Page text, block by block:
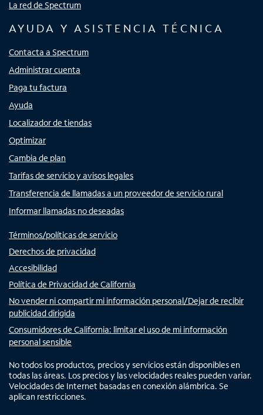
La red de Spectrum
AYUDA Y ASISTENCIA TÉCNICA
Contacta a Spectrum
Administrar cuenta
Paga tu factura
Ayuda
Localizador de tiendas
Optimizar
Cambia de plan
Tarifas de servicio y avisos legales
Transferencia de llamadas a un proveedor de servicio rural
Informar llamadas no deseadas
Términos/políticas de servicio
Derechos de privacidad
Accesibilidad
Política de Privacidad de California
No vender ni compartir mi información personal/Dejar de recibir
publicidad dirigida
Consumidores de California: limitar el uso de mi información
personal sensible
No todos los productos, precios y servicios están disponibles en
todas las áreas. Los precios y las velocidades reales pueden variar.
Velocidades de Internet basadas en conexión alámbrica. Se
aplican restricciones.